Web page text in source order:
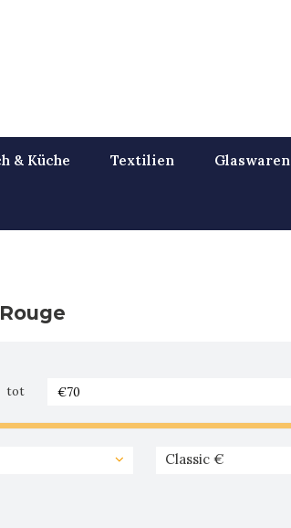
& Küche Textilien Glaswaren
tot
Classic €